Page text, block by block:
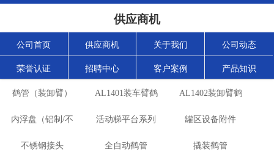
供应商机
公司首页 供应商机 关于我们 公司动态
荣誉认证 招聘中心 客户案例 产品知识
鹤管（装卸臂） AL1401装车臂鹤
管
AL1402装卸臂鹤
管
内浮盘（铝制/不
锈钢）
活动梯平台系列 罐区设备附件
不锈钢接头 全自动鹤管 撬装鹤管